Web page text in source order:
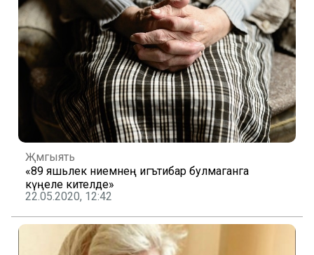
Җәмгыять
«89 яшьлек әниемнең игътибар булмаганга
күңеле кителде»
22.05.2020, 12:42